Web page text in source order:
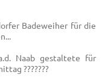
Badeweiher für die
Naab gestaltete für
??‍????‍?